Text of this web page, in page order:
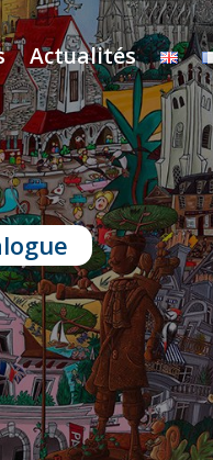
Actualités